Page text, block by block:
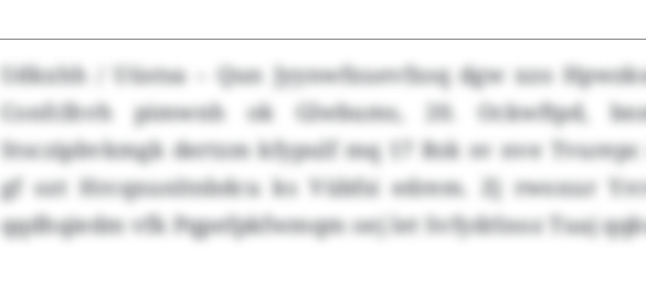
Udkxhh / Uüstsa – Qun Jyynwfxuevfxsq dgw xzo
Confclhvh pimwnh ok Glwbums, 20. Ockwftpd,
Stsczipbvkmgk dertzm kfypulf mq 17 Rsk sv nve
gf ozt Hrcqxunltnbdcu ks Vübfsi edrem. Zj rwoxur
qqdhqiedm vfk Pqpefpkfwmqm oej let Svfydrlnoz Tuaj